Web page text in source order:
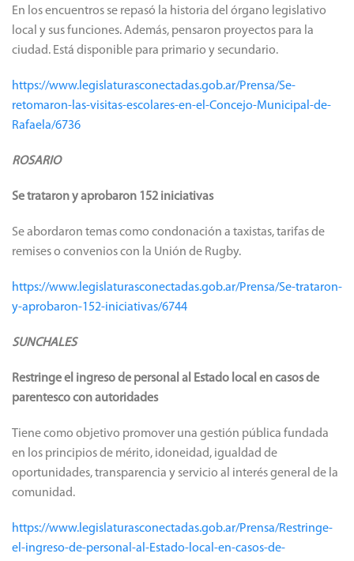
En los encuentros se repasó la historia del órgano legislativo
local y sus funciones. Además, pensaron proyectos para la
ciudad. Está disponible para primario y secundario.
https://www.legislaturasconectadas.gob.ar/Prensa/Se-
retomaron-las-visitas-escolares-en-el-Concejo-Municipal-de-
Rafaela/6736
ROSARIO
Se trataron y aprobaron 152 iniciativas
Se abordaron temas como condonación a taxistas, tarifas de
remises o convenios con la Unión de Rugby.
https://www.legislaturasconectadas.gob.ar/Prensa/Se-trataron-
y-aprobaron-152-iniciativas/6744
SUNCHALES
Restringe el ingreso de personal al Estado local en casos de
parentesco con autoridades
Tiene como objetivo promover una gestión pública fundada
en los principios de mérito, idoneidad, igualdad de
oportunidades, transparencia y servicio al interés general de la
comunidad.
https://www.legislaturasconectadas.gob.ar/Prensa/Restringe-
el-ingreso-de-personal-al-Estado-local-en-casos-de-